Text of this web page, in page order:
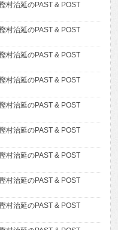
村治延のPAST & POST
村治延のPAST & POST
村治延のPAST & POST
村治延のPAST & POST
村治延のPAST & POST
村治延のPAST & POST
村治延のPAST & POST
村治延のPAST & POST
村治延のPAST & POST